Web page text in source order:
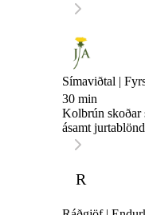
Símaviðtal |
30 min
Kolbrún skoðar
ásamt
R